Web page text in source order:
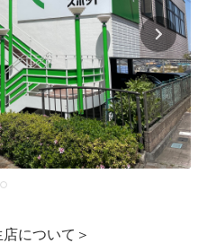
について＞